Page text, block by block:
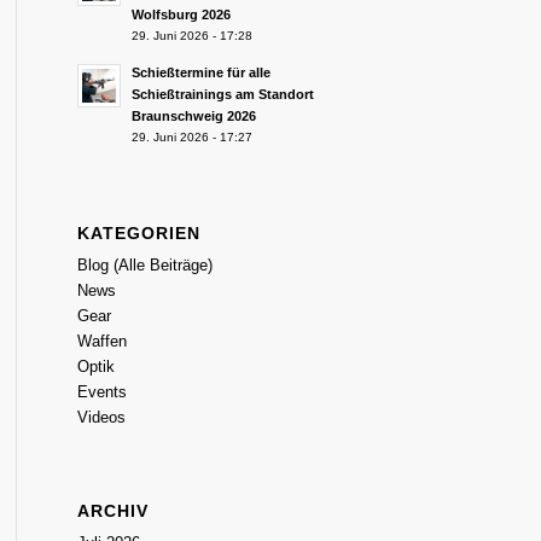
Wolfsburg 2026
29. Juni 2026 - 17:28
Schießtermine für alle
Schießtrainings am Standort
Braunschweig 2026
29. Juni 2026 - 17:27
KATEGORIEN
Blog (Alle Beiträge)
News
Gear
Waffen
Optik
Events
Videos
ARCHIV